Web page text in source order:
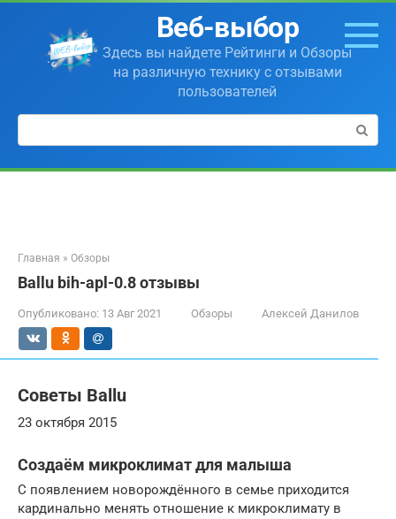
Перейти
контенту
Веб-выбор
Здесь вы найдете Рейтинги и Обзоры
на различную технику с отзывами
пользователей
Поиск:
Главная » Обзоры
Ballu bih-apl-0.8 отзывы
Опубликовано: 13 Авг 2021 Обзоры Алексей Данилов
Советы Ballu
23 октября 2015
Создаём микроклимат для малыша
С появлением новорождённого в семье приходится
кардинально менять отношение к микроклимату в